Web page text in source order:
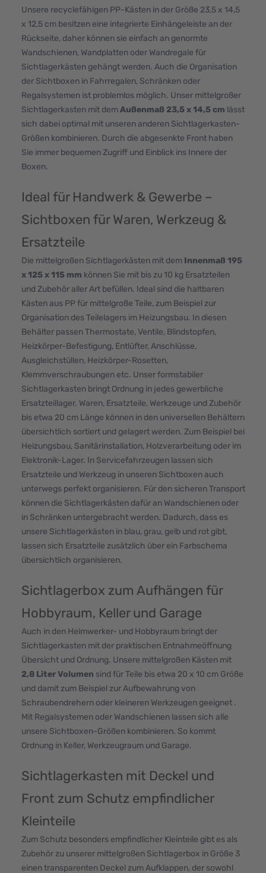
Unsere recyclefähigen PP-Kästen in der Größe 23,5 x 14,5
x 12,5 cm besitzen eine integrierte Einhängeleiste an der
Rückseite, daher können sie einfach an genormte
Wandschienen, Wandplatten oder Wandregale für
Sichtlagerkästen gehängt werden. Auch die Organisation
der Sichtboxen in Fahrregalen, Schränken oder
Regalsystemen ist problemlos möglich. Unser mittelgroßer
Sichtlagerkasten mit demAußenmaß 23,5 x 14,5 cm lässt
sich dabei optimal mit unseren anderen Sichtlagerkasten-
Größen kombinieren. Durch die abgesenkte Front haben
Sie immer bequemen Zugriff und Einblick ins Innere der
Boxen.
Ideal für Handwerk & Gewerbe –
Sichtboxen für Waren, Werkzeug &
Ersatzteile
Die mittelgroßen Sichtlagerkästen mit dem Innenmaß 195
x 125 x 115 mm können Sie mit bis zu 10 kg Ersatzteilen
und Zubehör aller Art befüllen. Ideal sind die haltbaren
Kästen aus PP für mittelgroße Teile, zum Beispiel zur
Organisation des Teilelagers im Heizungsbau. In diesen
Behälter passen Thermostate, Ventile, Blindstopfen,
Heizkörper-Befestigung, Entlüfter, Anschlüsse,
Ausgleichstüllen, Heizkörper-Rosetten,
Klemmverschraubungen etc. Unser formstabiler
Sichtlagerkasten bringt Ordnung in jedes gewerbliche
Ersatzteillager. Waren, Ersatzteile, Werkzeuge und Zubehör
bis etwa 20 cm Länge können in den universellen Behältern
übersichtlich sortiert und gelagert werden. Zum Beispiel bei
Heizungsbau, Sanitärinstallation, Holzverarbeitung oder im
Elektronik-Lager. In Servicefahrzeugen lassen sich
Ersatzteile und Werkzeug in unseren Sichtboxen auch
unterwegs perfekt organisieren. Für den sicheren Transport
können die Sichtlagerkästen dafür an Wandschienen oder
in Schränken untergebracht werden. Dadurch, dass es
unsere Sichtlagerkästen in blau, grau, gelb und rot gibt,
lassen sich Ersatzteile zusätzlich über ein Farbschema
übersichtlich organisieren.
Sichtlagerbox zum Aufhängen für
Hobbyraum, Keller und Garage
Auch in den Heimwerker- und Hobbyraum bringt der
Sichtlagerkasten mit der praktischen Entnahmeöffnung
Übersicht und Ordnung. Unsere mittelgroßen Kästen mit
2,8 Liter Volumen sind für Teile bis etwa 20 x 10 cm Größe
und damit zum Beispiel zur Aufbewahrung von
Schraubendrehern oder kleineren Werkzeugen geeignet .
Mit Regalsystemen oder Wandschienen lassen sich alle
unsere Sichtboxen-Größen kombinieren. So kommt
Ordnung in Keller, Werkzeugraum und Garage.
Sichtlagerkasten mit Deckel und
Front zum Schutz empfindlicher
Kleinteile
Zum Schutz besonders empfindlicher Kleinteile gibt es als
Zubehör zu unserer mittelgroßen Sichtlagerbox in Größe 3
einen transparenten Deckel zum Aufklappen, der sowohl